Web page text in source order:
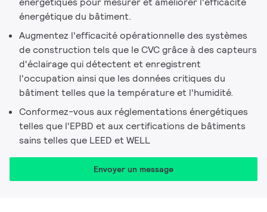
énergétique du bâtiment.
Augmentez l'efficacité opérationnelle des systèmes
de construction tels que le CVC grâce à des capteurs
d'éclairage qui détectent et enregistrent
l'occupation ainsi que les données critiques du
bâtiment telles que la température et l'humidité. ​
Conformez-vous aux réglementations énergétiques
telles que l'EPBD et aux certifications de bâtiments
sains telles que LEED et WELL
Envoyer un message